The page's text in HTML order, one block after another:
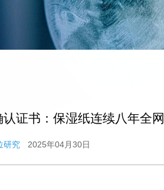
证书：保湿纸连续八年全
研究 2025年04月30日